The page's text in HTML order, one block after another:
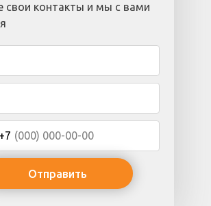
+7
Отправить
свои контакты и мы с вами